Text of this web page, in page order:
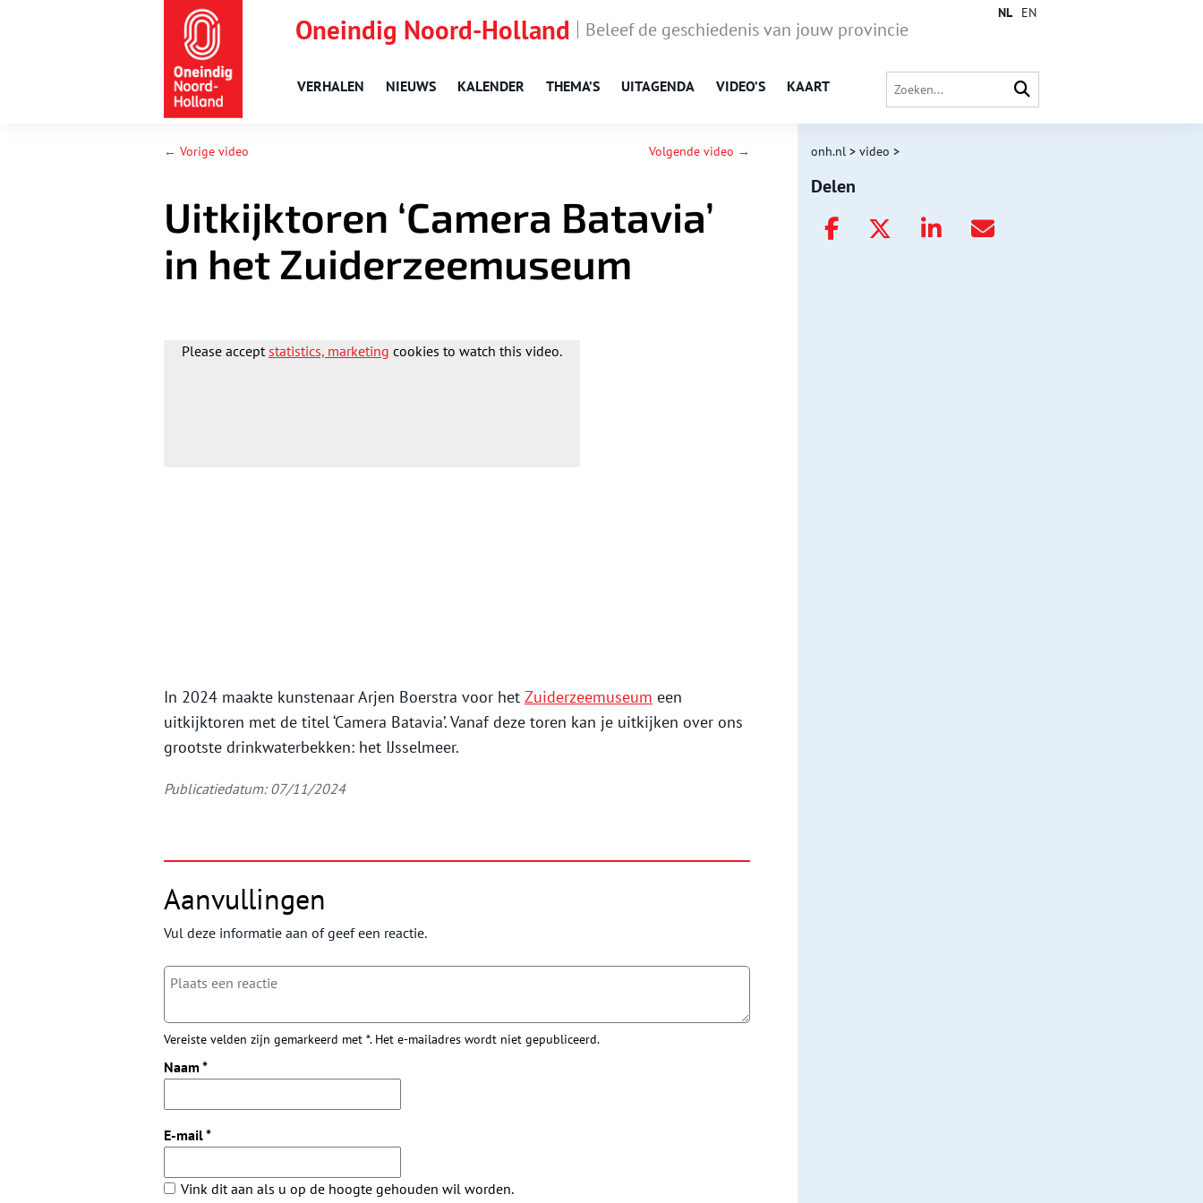
Oneindig Noord-Holland Beleef de geschiedenis van jouw provincie
VERHALEN NIEUWS KALENDER THEMA’S UITAGENDA VIDEO’S KAART
NL EN
← Vorige video Volgende video →
Uitkijktoren ‘Camera Batavia’
in het Zuiderzeemuseum
Please acceptstatistics, marketing cookies to watch this video.
In 2024 maakte kunstenaar Arjen Boerstra voor het Zuiderzeemuseum een
uitkijktoren met de titel ‘Camera Batavia’. Vanaf deze toren kan je uitkijken over ons
grootste drinkwaterbekken: het IJsselmeer.
Publicatiedatum: 07/11/2024
Aanvullingen
Vul deze informatie aan of geef een reactie.
Vereiste velden zijn gemarkeerd met *. Het e-mailadres wordt niet gepubliceerd.
Naam *
E-mail*
Vink dit aan als u op de hoogte gehouden wil worden.
onh.nl > video >
Delen